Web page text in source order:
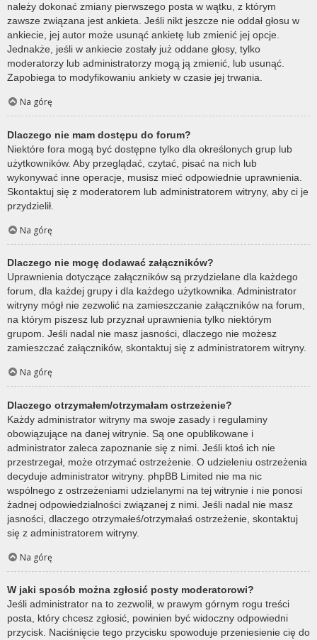
należy dokonać zmiany pierwszego posta w wątku, z którym
zawsze związana jest ankieta. Jeśli nikt jeszcze nie oddał głosu w
ankiecie, jej autor może usunąć ankietę lub zmienić jej opcje.
Jednakże, jeśli w ankiecie zostały już oddane głosy, tylko
moderatorzy lub administratorzy mogą ją zmienić, lub usunąć.
Zapobiega to modyfikowaniu ankiety w czasie jej trwania.
Na górę
Dlaczego nie mam dostępu do forum?
Niektóre fora mogą być dostępne tylko dla określonych grup lub
użytkowników. Aby przeglądać, czytać, pisać na nich lub
wykonywać inne operacje, musisz mieć odpowiednie uprawnienia.
Skontaktuj się z moderatorem lub administratorem witryny, aby ci je
przydzielił.
Na górę
Dlaczego nie mogę dodawać załączników?
Uprawnienia dotyczące załączników są przydzielane dla każdego
forum, dla każdej grupy i dla każdego użytkownika. Administrator
witryny mógł nie zezwolić na zamieszczanie załączników na forum,
na którym piszesz lub przyznał uprawnienia tylko niektórym
grupom. Jeśli nadal nie masz jasności, dlaczego nie możesz
zamieszczać załączników, skontaktuj się z administratorem witryny.
Na górę
Dlaczego otrzymałem/otrzymałam ostrzeżenie?
Każdy administrator witryny ma swoje zasady i regulaminy
obowiązujące na danej witrynie. Są one opublikowane i
administrator zaleca zapoznanie się z nimi. Jeśli ktoś ich nie
przestrzegał, może otrzymać ostrzeżenie. O udzieleniu ostrzeżenia
decyduje administrator witryny. phpBB Limited nie ma nic
wspólnego z ostrzeżeniami udzielanymi na tej witrynie i nie ponosi
żadnej odpowiedzialności związanej z nimi. Jeśli nadal nie masz
jasności, dlaczego otrzymałeś/otrzymałaś ostrzeżenie, skontaktuj
się z administratorem witryny.
Na górę
W jaki sposób można zgłosić posty moderatorowi?
Jeśli administrator na to zezwolił, w prawym górnym rogu treści
posta, który chcesz zgłosić, powinien być widoczny odpowiedni
przycisk. Naciśnięcie tego przycisku spowoduje przeniesienie cię do